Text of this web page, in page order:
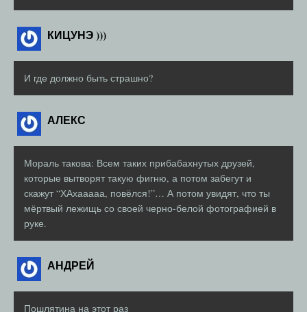
КИЦУНЭ )))
И где должно быть страшно?
АЛЕКС
Мораль такова: Всем таких прибабахнутых друзей,
которые вытворят такую фигню, а потом забегут и
скажут “ХАхааааа, повёлся!”… А потом увидят, что ты
мёртвый лежищь со своей черно-белой фотографией в
руке.
АНДРЕЙ
Пошлятина на этот раз